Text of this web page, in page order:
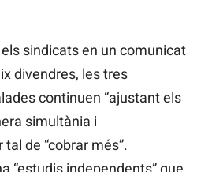
sindicats en un comunicat
divendres, les tres
continuen “ajustant els
simultània i
de “cobrar més”.
“estudis independents” que